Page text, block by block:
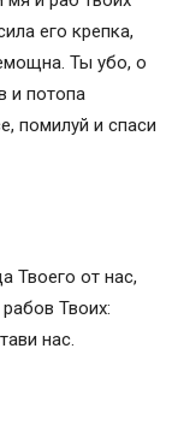
О
его крепка,
Ты убо, о
и потопа
помилуй и спаси
Твоего от нас,
Твоих:
нас.